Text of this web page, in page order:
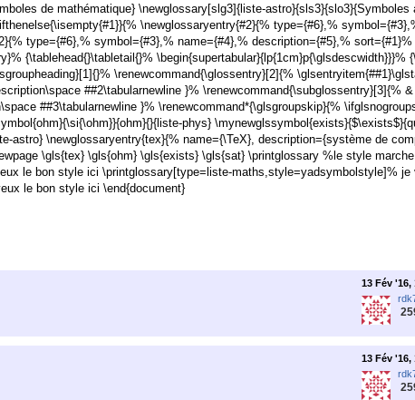
de mathématique} \newglossary[slg3]{liste-astro}{sls3}{slo3}{Symboles
\newglossaryentry{#2}{% type={#6},%
type={#6},% symbol={#3},% name={#4},% description={#5},%
{\tablehead{}\tabletail{}% \begin{supertabular}{lp{1cm}p{\glsdescwidth}}}%
\renewcommand{\glossentry}[2]{%
##2\tabularnewline }% \renewcommand{\subglossentry}[3]{%
##3\tabularnewline }% \renewcommand*{\glsgroupskip}{%
phys}
astro} \newglossaryentry{tex}{% name={\TeX}, description={système de
\gls{tex} \gls{ohm} \gls{exists} \gls{sat} \printglossary %le style
le bon style ici \printglossary[type=liste-maths,style=yadsymbolstyle]% je
le bon style ici \end{document}
13 Fév '16,
13 Fév '16,